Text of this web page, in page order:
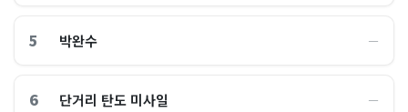
5 박완수 ―
6 단거리 탄도 미사일 ―